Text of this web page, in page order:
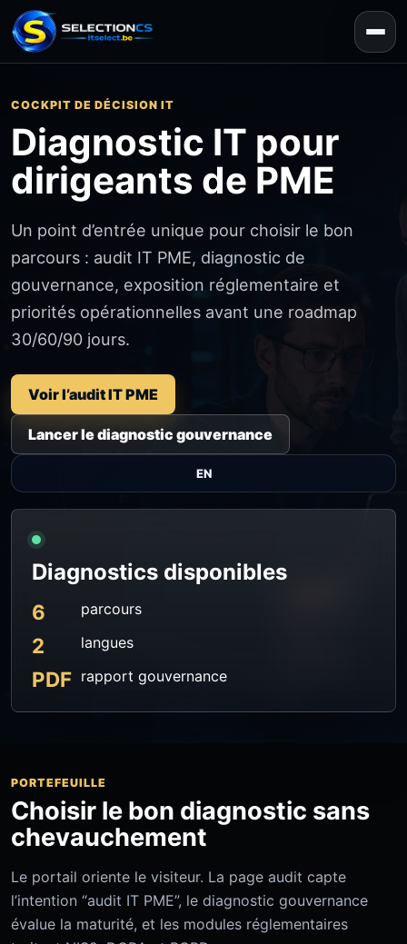
COCKPIT DE DÉCISION IT
Diagnostic IT pour
dirigeants de PME
Un point d’entrée unique pour choisir le bon
parcours : audit IT PME, diagnostic de
gouvernance, exposition réglementaire et
priorités opérationnelles avant une roadmap
30/60/90 jours.
Voir l’audit IT PME
Lancer le diagnostic gouvernance
EN
Diagnostics disponibles
6 parcours
2 langues
PDF rapport gouvernance
PORTEFEUILLE
Choisir le bon diagnostic sans
chevauchement
Le portail oriente le visiteur. La page audit capte
l’intention “audit IT PME”, le diagnostic gouvernance
évalue la maturité, et les modules réglementaires